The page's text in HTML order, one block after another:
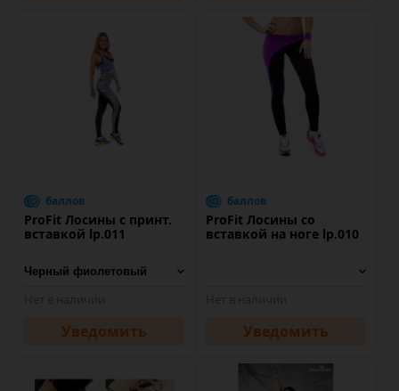
баллов
ProFit Лосины с принт.
вставкой lp.011
Уведомить
баллов
ProFit Лосины со
вставкой на ноге lp.010
Уведомить